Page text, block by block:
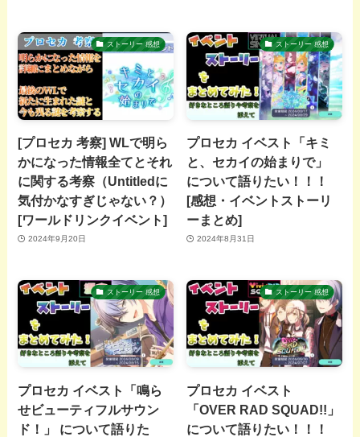
ストーリー 感想
[プロセカ 考察] WLで明ら
かになった情報全てとそれ
に関する考察（Untitledに
気付かなすぎじゃない？）
[ワールドリンクイベント]
2024年9月20日
ストーリー 感想
プロセカ イベスト「キミ
と、セカイの始まりで」
について語りたい！！！
[感想・イベントストーリ
ーまとめ]
2024年8月31日
ストーリー 感想
プロセカ イベスト「鳴ら
せビューティフルサウン
ド！」 について語りた
ストーリー 感想
プロセカ イベスト
「OVER RAD SQUAD!!」
について語りたい！！！